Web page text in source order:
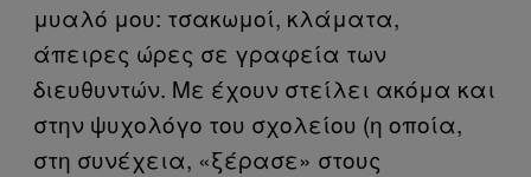
μυαλό μου: τσακωμοί, κλάματα,
άπειρες ώρες σε γραφεία των
διευθυντών. Με έχουν στείλει ακόμα και
στην ψυχολόγο του σχολείου (η οποία,
στη συνέχεια, «ξέρασε» στους